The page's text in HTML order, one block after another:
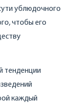
ублюдочного
чтобы его
тенденции
каждый